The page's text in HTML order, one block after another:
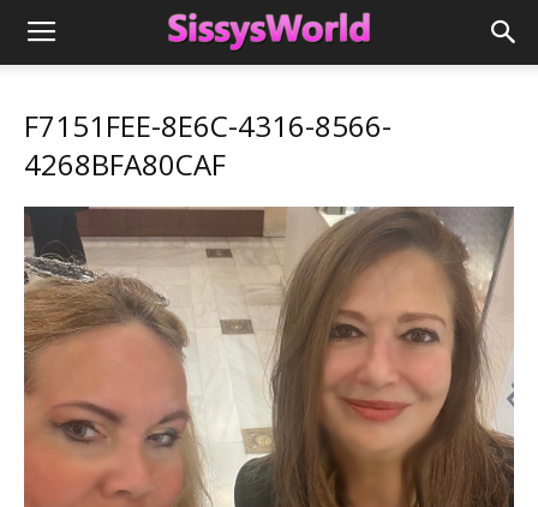
F7151FEE-8E6C-4316-8566-
4268BFA80CAF